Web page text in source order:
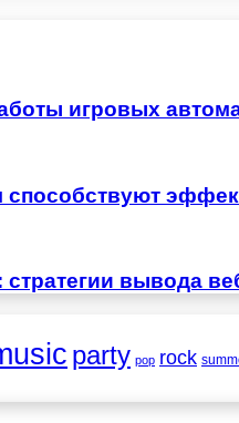
игровых
стратегии вывода
party pop rock